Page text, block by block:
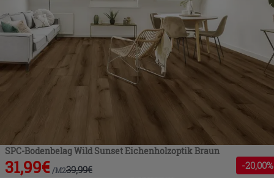
SPC-Bodenbelag Wild Sunset Eichenholzoptik Braun
31,99€ /M239,99€ -20,00%